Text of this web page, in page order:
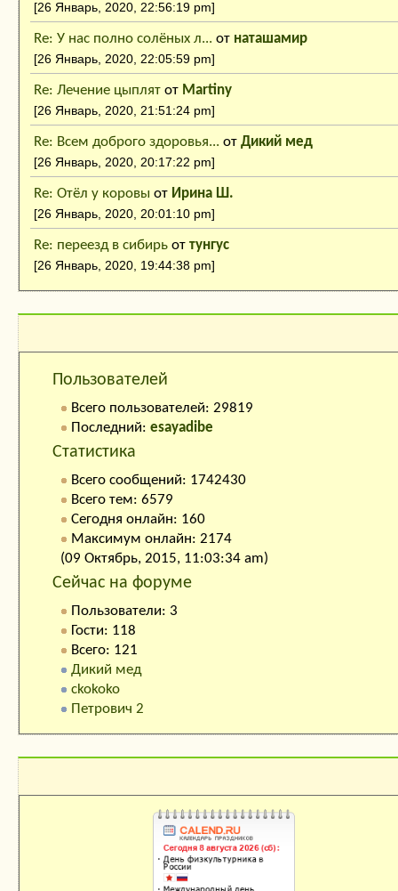
[26 Январь, 2020, 22:56:19 pm]
Re: У нас полно солёных л... от наташамир
[26 Январь, 2020, 22:05:59 pm]
Re: Лечение цыплят от Martiny
[26 Январь, 2020, 21:51:24 pm]
Re: Всем доброго здоровья... от Дикий мед
[26 Январь, 2020, 20:17:22 pm]
Re: Отёл у коровы от Ирина Ш.
[26 Январь, 2020, 20:01:10 pm]
Re: переезд в сибирь от тунгус
[26 Январь, 2020, 19:44:38 pm]
Пользователей
Всего пользователей: 29819
Последний: esayadibe
Статистика
Всего сообщений: 1742430
Всего тем: 6579
Сегодня онлайн: 160
Максимум онлайн: 2174
(09 Октябрь, 2015, 11:03:34 am)
Сейчас на форуме
Пользователи: 3
Гости: 118
Всего: 121
Дикий мед
ckokoko
Петрович 2
Календарь праздников